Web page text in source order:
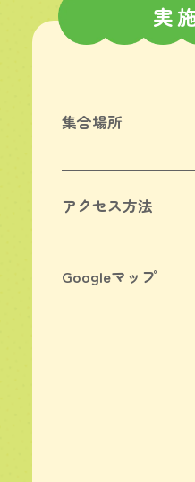
実
集合場所
アクセス方法
Googleマップ